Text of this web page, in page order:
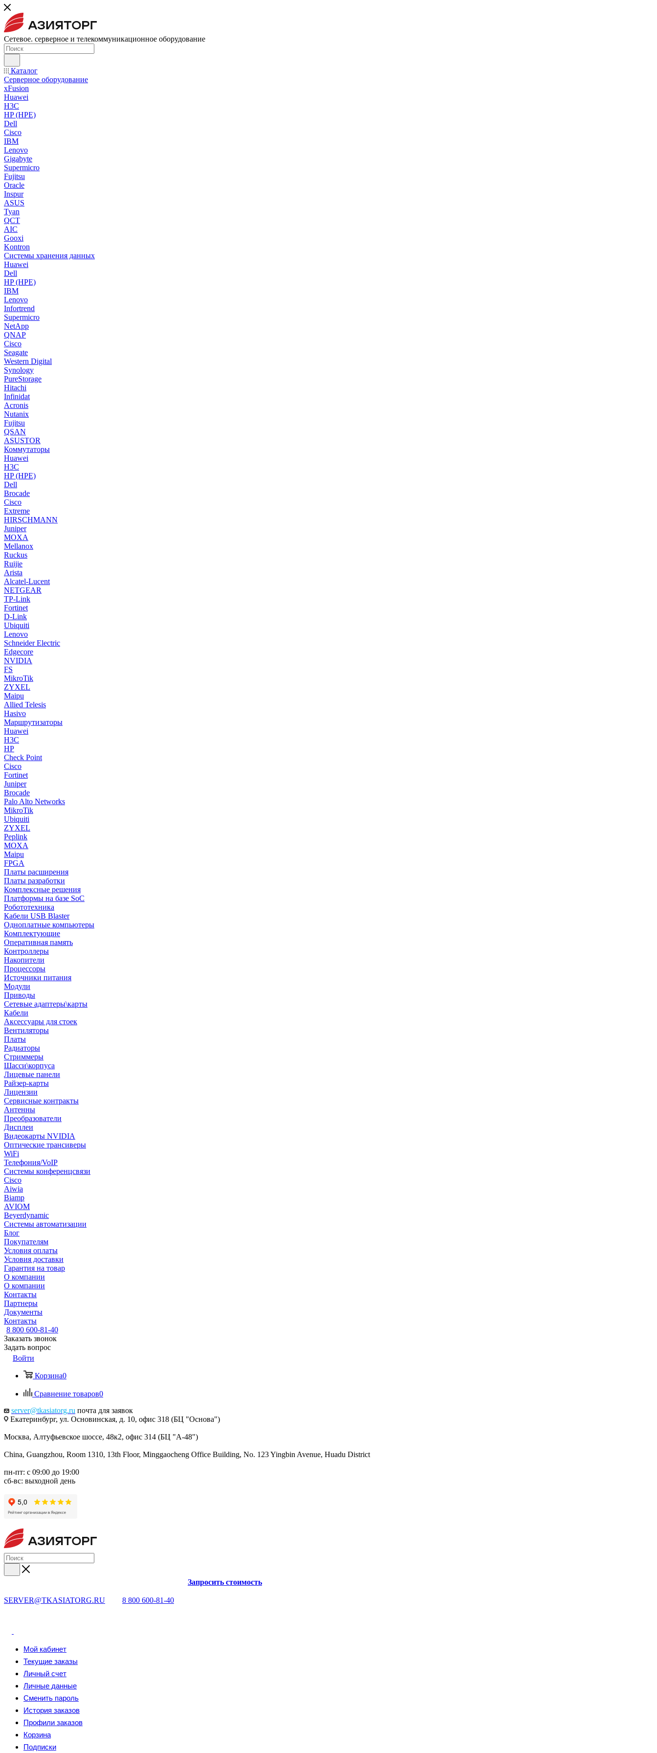
Сетевое. серверное и телекоммуникационное оборудование
Каталог
Серверное оборудование
xFusion
Huawei
H3C
HP (HPE)
Dell
Cisco
IBM
Lenovo
Gigabyte
Supermicro
Fujitsu
Oracle
Inspur
ASUS
Tyan
QCT
AIC
Gooxi
Kontron
Системы хранения данных
Huawei
Dell
HP (HPE)
IBM
Lenovo
Infortrend
Supermicro
NetApp
QNAP
Cisco
Seagate
Western Digital
Synology
PureStorage
Hitachi
Infinidat
Acronis
Nutanix
Fujitsu
QSAN
ASUSTOR
Коммутаторы
Huawei
H3C
HP (HPE)
Dell
Brocade
Cisco
Extreme
HIRSCHMANN
Juniper
MOXA
Mellanox
Ruckus
Ruijie
Arista
Alcatel-Lucent
NETGEAR
TP-Link
Fortinet
D-Link
Ubiquiti
Lenovo
Schneider Electric
Edgecore
NVIDIA
FS
MikroTik
ZYXEL
Maipu
Allied Telesis
Hasivo
Маршрутизаторы
Huawei
H3C
HP
Check Point
Cisco
Fortinet
Juniper
Brocade
Palo Alto Networks
MikroTik
Ubiquiti
ZYXEL
Peplink
MOXA
Maipu
FPGA
Платы расширения
Платы разработки
Комплексные решения
Платформы на базе SoC
Робототехника
Кабели USB Blaster
Одноплатные компьютеры
Комплектующие
Оперативная память
Контроллеры
Накопители
Процессоры
Источники питания
Модули
Приводы
Сетевые адаптеры\карты
Кабели
Аксессуары для стоек
Вентиляторы
Платы
Радиаторы
Стриммеры
Шасси\корпуса
Лицевые панели
Райзер-карты
Лицензии
Сервисные контракты
Антенны
Преобразователи
Дисплеи
Видеокарты NVIDIA
Оптические трансиверы
WiFi
Телефония/VoIP
Системы конференцсвязи
Cisco
Aiwia
Biamp
AVIOM
Beyerdynamic
Системы автоматизации
Блог
Покупателям
Условия оплаты
Условия доставки
Гарантия на товар
О компании
О компании
Контакты
Партнеры
Документы
Контакты
8 800 600-81-40
Заказать звонок
Задать вопрос
Войти
Корзина0
Сравнение товаров0
server@tkasiatorg.ru почта для заявок
Екатеринбург, ул. Основинская, д. 10, офис 318 (БЦ "Основа")
Москва, Алтуфьевское шоссе, 48к2, офис 314 (БЦ "А-48")
China, Guangzhou, Room 1310, 13th Floor, Minggaocheng Office Building, No. 123 Yingbin Avenue, Huadu District
пн-пт: с 09:00 до 19:00
сб-вс: выходной день
SERVER@TKASIATORG.RU 8 800 600-81-40
Запросить стоимость
Мой кабинет
Текущие заказы
Личный счет
Личные данные
Сменить пароль
История заказов
Профили заказов
Корзина
Подписки